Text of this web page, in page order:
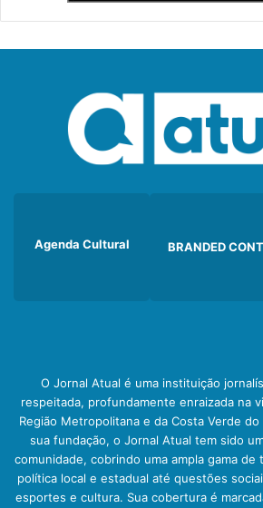
Agenda Cultural BRANDED
O Jornal Atual é uma instituição
respeitada, profundamente enraizada na
Região Metropolitana e da Costa Verde
sua fundação, o Jornal Atual tem sido
comunidade, cobrindo uma ampla gama de
política local e estadual até questões
esportes e cultura. Sua cobertura é